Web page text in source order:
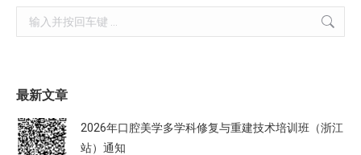
Search:
最新文章
2026年口腔美学多学科修复与重建技术培训班（浙江
站）通知